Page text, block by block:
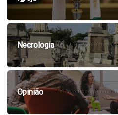
Necrologia
Opinião